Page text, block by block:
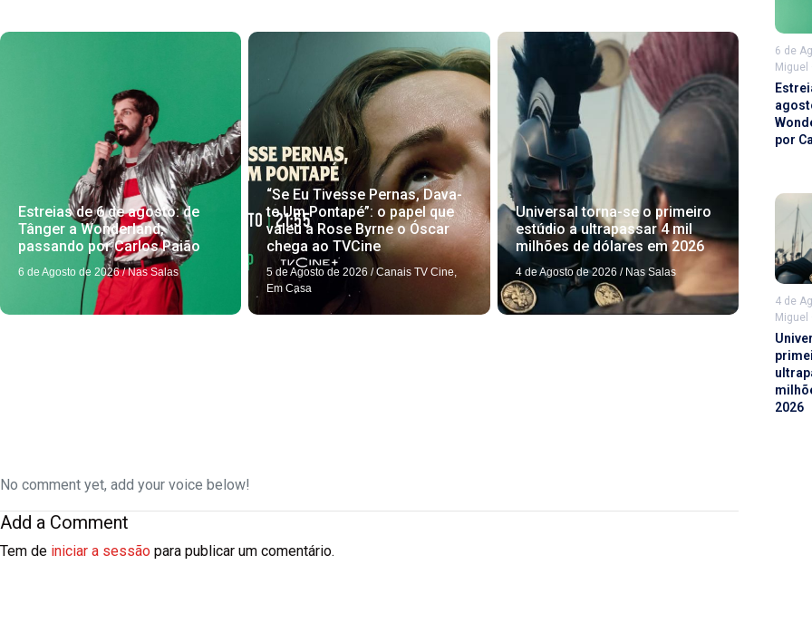
Estreias de 6 de agosto: de
Tânger a Wonderland,
passando por Carlos Paião
6 de Agosto de 2026 / Nas Salas
“Se Eu Tivesse Pernas, Dava-
te Um Pontapé”: o papel que
valeu a Rose Byrne o Óscar
chega ao TVCine
5 de Agosto de 2026 / Canais TV Cine,
Em Casa
Universal torna-se o primeiro
estúdio a ultrapassar 4 mil
milhões de dólares em 2026
4 de Agosto de 2026 / Nas Salas
No comment yet, add your voice below!
Add a Comment
Tem de iniciar a sessão para publicar um comentário.
6 de
Miguel
por
4 de
Miguel
2026